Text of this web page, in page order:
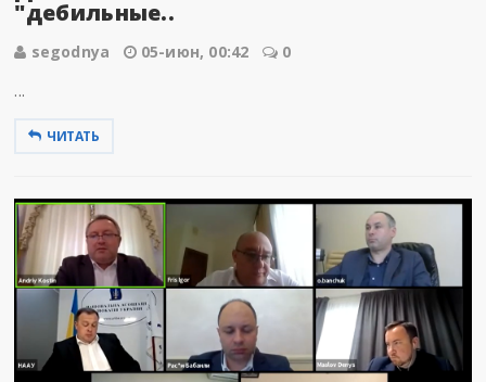
"дебильные..
segodnya 05-июн, 00:42 0
...
ЧИТАТЬ